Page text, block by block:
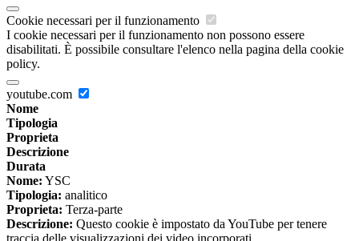
Cookie necessari per il funzionamento
I cookie necessari per il funzionamento non possono essere
disabilitati. È possibile consultare l'elenco nella pagina della cookie
policy.
youtube.com
Nome
Tipologia
Proprieta
Descrizione
Durata
Nome: YSC
Tipologia: analitico
Proprieta: Terza-parte
Descrizione: Questo cookie è impostato da YouTube per tenere